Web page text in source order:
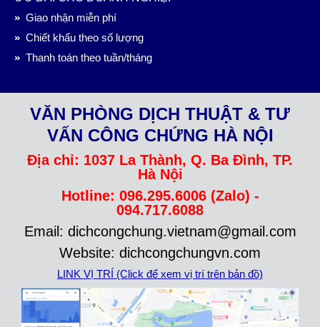
» Giao nhận miễn phí
» Chiết khấu theo số lượng
» Thanh toán theo tuần/tháng
VĂN PHÒNG DỊCH THUẬT & TƯ
VẤN CÔNG CHỨNG HÀ NỘI
Địa chỉ: 1037 La Thành, Q. Ba Đình, TP.
Hà Nội
Hotline: 096.295.6006 (Zalo) -
094.717.6088
Email: dichcongchung.vietnam@gmail.com
Website: dichcongchungvn.com
LINK VỊ TRÍ (Click để xem vị trí trên bản đồ)